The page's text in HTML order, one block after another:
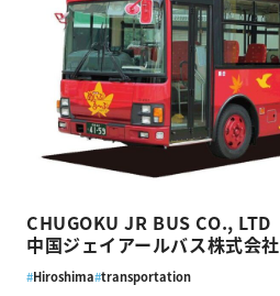
CHUGOKU JR BUS CO., LTD
中国ジェイアールバス株式会社
#Hiroshima#transportation